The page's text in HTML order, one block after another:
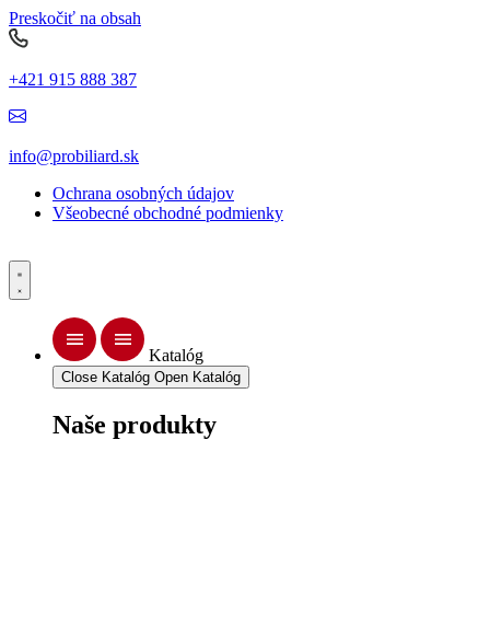
Preskočiť na obsah
+421 915 888 387
info@probiliard.sk
Ochrana osobných údajov
Všeobecné obchodné podmienky
Katalóg
Close Katalóg Open Katalóg
Naše produkty